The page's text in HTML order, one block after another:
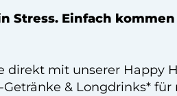
Stress. Einfach
direkt mit unserer Happy
& Longdrinks* für